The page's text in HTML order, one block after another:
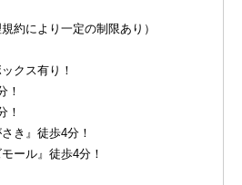
約により一定の制限あり）
クス有り！
！
！
き』徒歩4分！
ール』徒歩4分！